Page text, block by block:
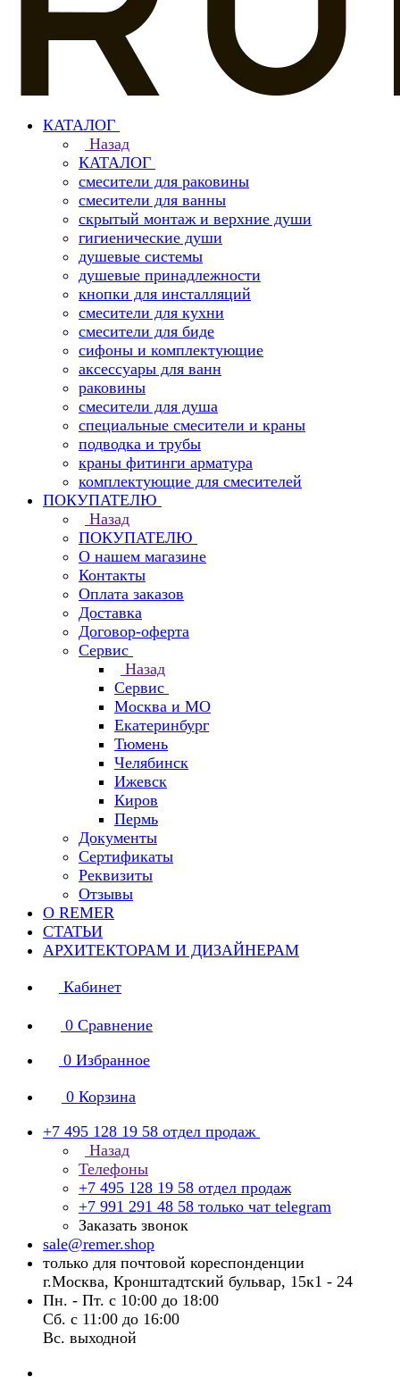
КАТАЛОГ
Назад
КАТАЛОГ
смесители для раковины
смесители для ванны
скрытый монтаж и верхние души
гигиенические души
душевые системы
душевые принадлежности
кнопки для инсталляций
смесители для кухни
смесители для биде
сифоны и комплектующие
аксессуары для ванн
раковины
смесители для душа
специальные смесители и краны
подводка и трубы
краны фитинги арматура
комплектующие для смесителей
ПОКУПАТЕЛЮ
Назад
ПОКУПАТЕЛЮ
О нашем магазине
Контакты
Оплата заказов
Доставка
Договор-оферта
Сервис
Назад
Сервис
Москва и МО
Екатеринбург
Тюмень
Челябинск
Ижевск
Киров
Пермь
Документы
Сертификаты
Реквизиты
Отзывы
О REMER
СТАТЬИ
АРХИТЕКТОРАМ И ДИЗАЙНЕРАМ
Кабинет
0 Сравнение
0 Избранное
0 Корзина
+7 495 128 19 58 отдел продаж
Назад
Телефоны
+7 495 128 19 58 отдел продаж
+7 991 291 48 58 только чат telegram
Заказать звонок
sale@remer.shop
только для почтовой кореспонденции
г.Москва, Кронштадтский бульвар, 15к1 - 24
Пн. - Пт. с 10:00 до 18:00
Сб. с 11:00 до 16:00
Вс. выходной